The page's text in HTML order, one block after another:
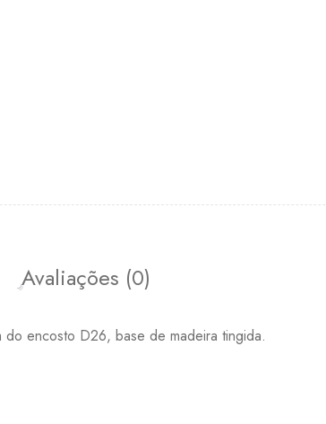
Avaliações (0)
encosto D26, base de madeira tingida.